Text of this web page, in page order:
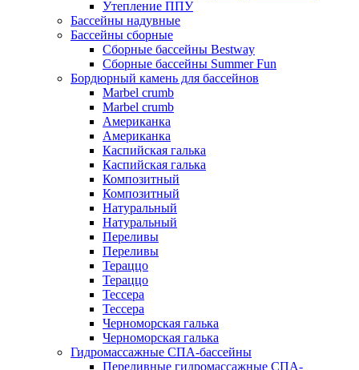
Утепление ППУ
Бассейны надувные
Бассейны сборные
Сборные бассейны Bestway
Сборные бассейны Summer Fun
Бордюрный камень для бассейнов
Marbel crumb
Marbel crumb
Американка
Американка
Каспийская галька
Каспийская галька
Композитный
Композитный
Натуральный
Натуральный
Переливы
Переливы
Тераццо
Тераццо
Тессера
Тессера
Черноморская галька
Черноморская галька
Гидромассажные СПА-бассейны
Переливные гидромассажные СПА-